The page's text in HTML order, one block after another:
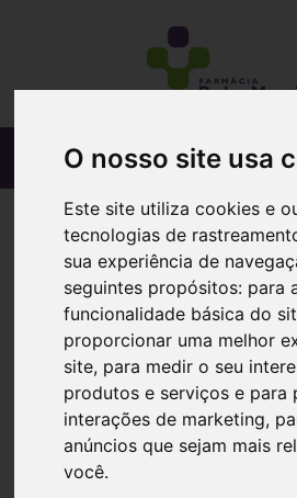
O nosso site usa
Este site utiliza cookies e
tecnologias de
sua experiência de
seguintes propósitos: para
funcionalidade básica do
proporcionar uma melhor
site, para medir o seu
produtos e serviços e para
interações de marketing,
anúncios que sejam mais
você.